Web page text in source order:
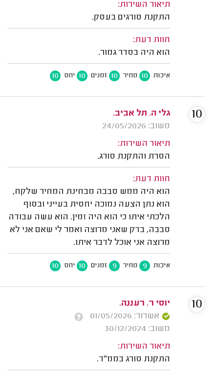
תיאור השירות:
התקנת סורגים בעסק.
חוות דעת:
הוא היה בסדר גמור.
איכות 10 מחיר 10 זמנים 10 יחס 10
גלי ה. תל אביב.
משוב: 24/05/2026
תיאור השירות:
הסרת והתקנת סורג.
חוות דעת:
הוא היה ממש סבבה מבחינת המחיר שלקח,
הוא נתן הצעה נמוכה יחסית בעייני ובסוף
הלכתי איתו כי הוא היה זמין. הוא עשה עבודה
סבבה, בדק שאני מרוצה ואמר לי שאם אני לא
מרוצה אני אוכל לדבר איתו.
איכות 9 מחיר 9 זמנים 10 יחס 10
10
יוסי ר. רעננה.
אשרור: 01/05/2026
משוב: 30/12/2024
תיאור השירות:
התקנת סורג בממ"ד.
10